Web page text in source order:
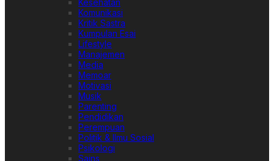
Kesehatan
Komunikasi
Kritik Sastra
Kumpulan Esai
Lifestyle
Manajemen
Media
Memoar
Motivasi
Musik
Parenting
Pendidikan
Perempuan
Politik & Ilmu Sosial
Psikologi
Sains